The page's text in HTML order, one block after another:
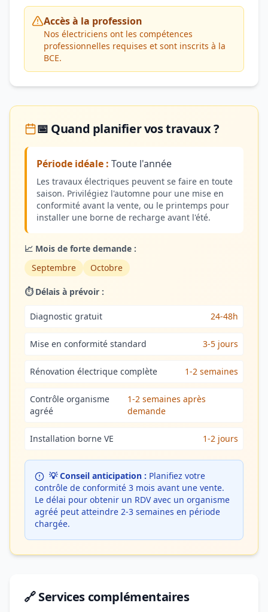
Accès à la profession
Nos électriciens ont les compétences
professionnelles requises et sont inscrits à la
BCE.
📅 Quand planifier vos travaux ?
Période idéale : Toute l'année
Les travaux électriques peuvent se faire en toute
saison. Privilégiez l'automne pour une mise en
conformité avant la vente, ou le printemps pour
installer une borne de recharge avant l'été.
📈 Mois de forte demande :
Septembre
Octobre
⏱️ Délais à prévoir :
Diagnostic gratuit 24-48h
Mise en conformité standard 3-5 jours
Rénovation électrique complète 1-2 semaines
Contrôle organisme
agréé
1-2 semaines après
demande
Installation borne VE 1-2 jours
💡 Conseil anticipation : Planifiez votre
contrôle de conformité 3 mois avant une vente.
Le délai pour obtenir un RDV avec un organisme
agréé peut atteindre 2-3 semaines en période
chargée.
🔗 Services complémentaires